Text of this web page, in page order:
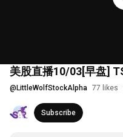
美股直播10/03[早盘]
@ LittleWolfStockAlpha 77 likes
Subscribe